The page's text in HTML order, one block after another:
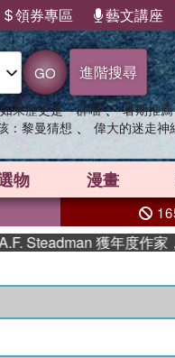
領券專區 藝文講座
GO 進階搜尋
如果歷史是一群喵 、 暑期推薦
：黎曼猜想 、 偉大的迷走神
物 漫畫
獲年度作家，